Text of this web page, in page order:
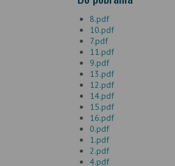
8.pdf
10.pdf
7.pdf
11.pdf
9.pdf
13.pdf
12.pdf
14.pdf
15.pdf
16.pdf
0.pdf
1.pdf
2.pdf
4.pdf